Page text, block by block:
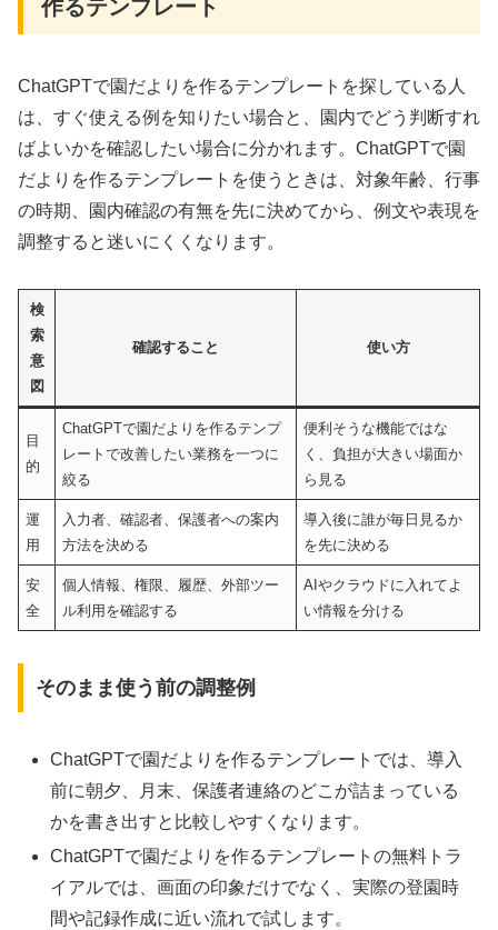
作るテンプレート
ChatGPTで園だよりを作るテンプレートを探している人
は、すぐ使える例を知りたい場合と、園内でどう判断すれ
ばよいかを確認したい場合に分かれます。ChatGPTで園
だよりを作るテンプレートを使うときは、対象年齢、行事
の時期、園内確認の有無を先に決めてから、例文や表現を
調整すると迷いにくくなります。
検
索
意
図
確認すること 使い方
目
的
ChatGPTで園だよりを作るテンプ
レートで改善したい業務を一つに
絞る
便利そうな機能ではな
く、負担が大きい場面か
ら見る
運
用
入力者、確認者、保護者への案内
方法を決める
導入後に誰が毎日見るか
を先に決める
安
全
個人情報、権限、履歴、外部ツー
ル利用を確認する
AIやクラウドに入れてよ
い情報を分ける
そのまま使う前の調整例
ChatGPTで園だよりを作るテンプレートでは、導入
前に朝夕、月末、保護者連絡のどこが詰まっている
かを書き出すと比較しやすくなります。
ChatGPTで園だよりを作るテンプレートの無料トラ
イアルでは、画面の印象だけでなく、実際の登園時
間や記録作成に近い流れで試します。